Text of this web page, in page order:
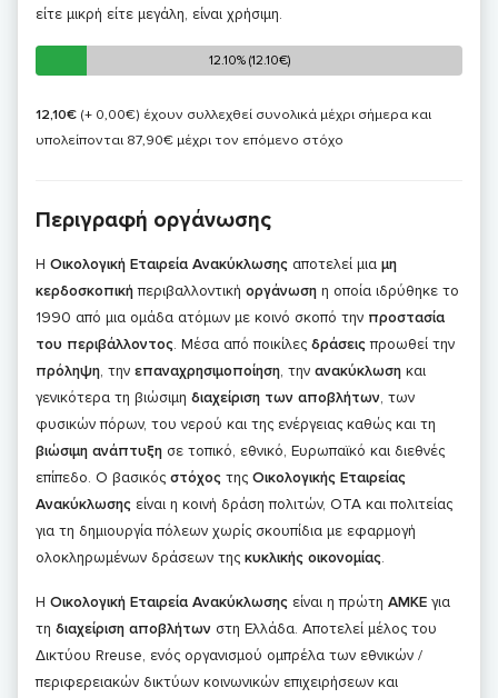
είτε μικρή είτε μεγάλη, είναι χρήσιμη.
12.10% (12.10€)
12.10% (12.10€)
12,10€ (+ 0,00€) έχουν συλλεχθεί συνολικά μέχρι σήμερα και
υπολείπονται 87,90€ μέχρι τον επόμενο στόχο
Περιγραφή οργάνωσης
Η Οικολογική Εταιρεία Ανακύκλωσης αποτελεί μια μη
κερδοσκοπικήπεριβαλλοντική οργάνωση η οποία ιδρύθηκε το
1990 από μια ομάδα ατόμων με κοινό σκοπό την προστασία
του περιβάλλοντος. Μέσα από ποικίλες δράσειςπροωθεί την
πρόληψη, την επαναχρησιμοποίηση, την ανακύκλωση και
γενικότερα τη βιώσιμη διαχείριση των αποβλήτων, των
φυσικών πόρων, του νερού και της ενέργειας καθώς και τη
βιώσιμη ανάπτυξη σε τοπικό, εθνικό, Ευρωπαϊκό και διεθνές
επίπεδο. Ο βασικός στόχος της Οικολογικής Εταιρείας
Ανακύκλωσης είναι η κοινή δράση πολιτών, ΟΤΑ και πολιτείας
για τη δημιουργία πόλεων χωρίς σκουπίδια με εφαρμογή
ολοκληρωμένων δράσεων της κυκλικής οικονομίας.
Η Οικολογική Εταιρεία Ανακύκλωσης είναι η πρώτη ΑΜΚΕ για
τη διαχείριση αποβλήτων στη Ελλάδα. Αποτελεί μέλος του
Δικτύου Rreuse, ενός οργανισμού ομπρέλα των εθνικών /
περιφερειακών δικτύων κοινωνικών επιχειρήσεων και